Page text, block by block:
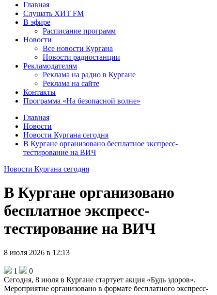
Главная
Слушать ХИТ FM
В эфире
Расписание программ
Новости
Все новости Кургана
Новости радиостанции
Рекламодателям
Реклама на радио в Кургане
Реклама на сайте
Контакты
Программа «На безопасной волне»
Главная
Новости
Новости Кургана сегодня
В Кургане организовано бесплатное экспресс-
тестирование на ВИЧ
Новости Кургана сегодня
В Кургане организовано
бесплатное экспресс-
тестирование на ВИЧ
8 июля 2026 в 12:13
1
0
Сегодня, 8 июля в Кургане стартует акция «Будь здоров».
Мероприятие организовано в формате бесплатного экспресс-